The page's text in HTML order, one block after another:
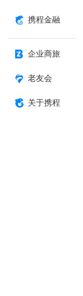
携程金融
企业商旅
老友会
关于携程